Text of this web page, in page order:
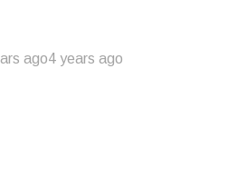
ago4 years ago